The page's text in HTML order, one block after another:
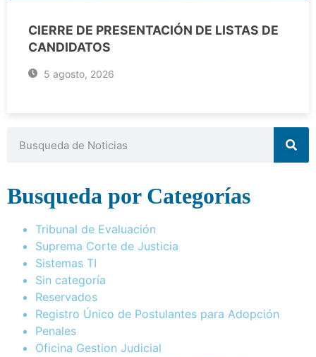
CIERRE DE PRESENTACIÓN DE LISTAS DE
CANDIDATOS
5 agosto, 2026
Busqueda por Categorías
Tribunal de Evaluación
Suprema Corte de Justicia
Sistemas TI
Sin categoría
Reservados
Registro Único de Postulantes para Adopción
Penales
Oficina Gestion Judicial